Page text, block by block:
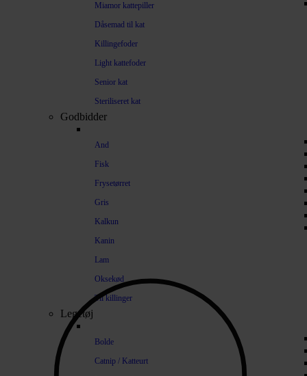
Miamor kattepiller
Dåsemad til kat
Killingefoder
Light kattefoder
Senior kat
Steriliseret kat
Godbidder
And
Fisk
Frysetørret
Gris
Kalkun
Kanin
Lam
Oksekød
Til killinger
Legetøj
Bolde
Catnip / Katteurt